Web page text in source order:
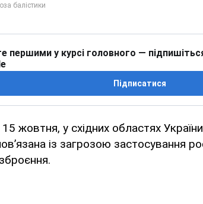
першими у курсі головного —
Підписатися
жовтня, у східних областях
із загрозою застосування